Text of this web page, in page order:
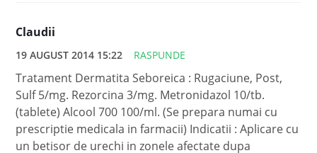
Claudii
19 AUGUST 2014 15:22 RASPUNDE
Tratament Dermatita Seboreica : Rugaciune, Post,
Sulf 5/mg. Rezorcina 3/mg. Metronidazol 10/tb.
(tablete) Alcool 700 100/ml. (Se prepara numai cu
prescriptie medicala in farmacii) Indicatii : Aplicare cu
un betisor de urechi in zonele afectate dupa